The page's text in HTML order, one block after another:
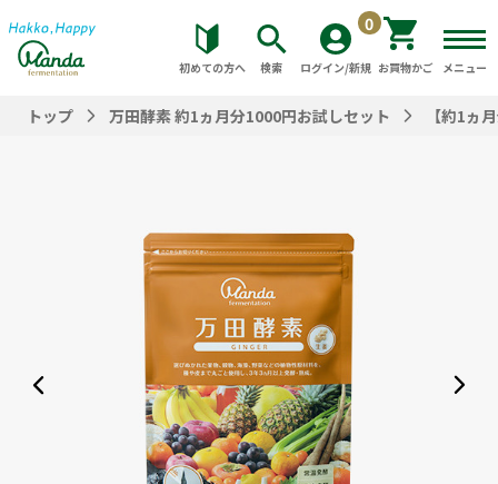
初めての方へ 検索 ログイン/新規お買物かご
0
メニュー
トップ 万田酵素 約1ヵ月分1000円お試しセット 【約1ヵ